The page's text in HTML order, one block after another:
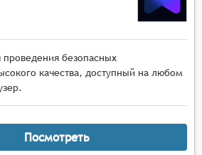
проведения безопасных
качества, доступный на любом
Посмотреть